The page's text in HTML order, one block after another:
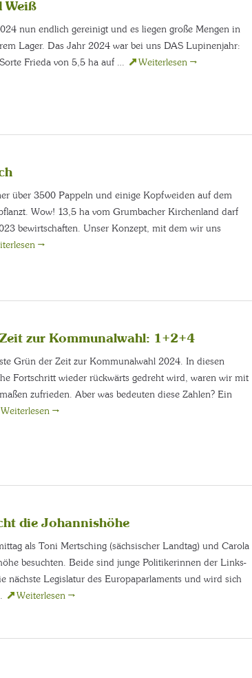
Weiß
nun endlich gereinigt und es liegen große Mengen in
Lager. Das Jahr 2024 war bei uns DAS Lupinenjahr:
Frieda von 5,5 ha auf …
Weiterlesen →
über 3500 Pappeln und einige Kopfweiden auf dem
Wow! 13,5 ha vom Grumbacher Kirchenland darf
bewirtschaften. Unser Konzept, mit dem wir uns
→
zur Kommunalwahl: 1+2+4
Grün der Zeit zur Kommunalwahl 2024. In diesen
Fortschritt wieder rückwärts gedreht wird, waren wir mit
zufrieden. Aber was bedeuten diese Zahlen? Ein
Weiterlesen →
die Johannishöhe
als Toni Mertsching (sächsischer Landtag) und Carola
besuchten. Beide sind junge Politikerinnen der Links-
nächste Legislatur des Europaparlaments und wird sich
Weiterlesen →